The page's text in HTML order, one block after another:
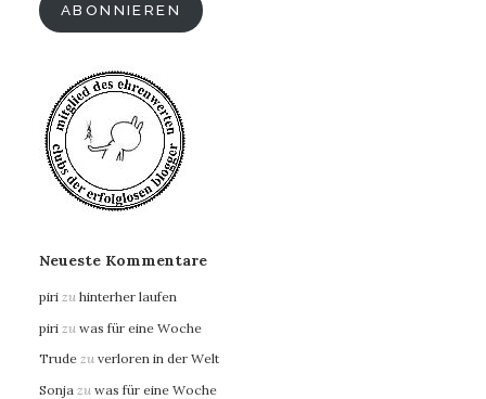
ABONNIEREN
Neueste Kommentare
piri zu hinterher laufen
piri zu was für eine Woche
Trude zu verloren in der Welt
Sonja zu was für eine Woche